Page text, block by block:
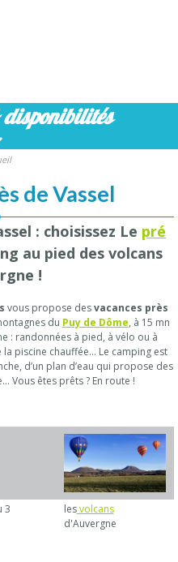
de Vassel
: choisissez Le pré
au pied des volcans
!
vous propose desvacances près
du Puy de Dôme, à 15 mn
: randonnées à pied, à vélo ou à
piscine chauffée… Le camping est
d’un plan d’eau qui propose des
Vous êtes prêts ? En route !
3
lesvolcans
d'Auvergne